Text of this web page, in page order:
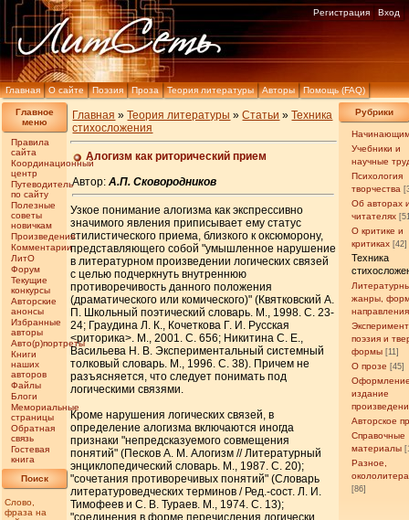
Главная О сайте Поэзия Проза Теория литературы Авторы Помощь (FAQ)
Регистрация Вход
Главное
меню
Правила
сайта
Координационный
центр
Путеводитель
по сайту
Полезные
советы
новичкам
Произведения
Комментарии
ЛитО
Форум
Текущие
конкурсы
Авторские
анонсы
Избранные
авторы
Авто(р)портреты
Книги
наших
авторов
Файлы
Блоги
Мемориальные
страницы
Обратная
связь
Гостевая
книга
Поиск
Слово,
фраза на
Рубрики
Учебники и
научные
Психология
творчества
Об авторах
читателях
О критике и
критиках [42]
Техника
жанры,
направления
поэзия и
формы [11]
О прозе [45]
издание
Авторское
Справочные
материалы
Разное,
[86]
Главная »Теория литературы »Статьи »Техника
стихосложения
Алогизм как риторический прием
Автор:А.П. Сковородников
Узкое понимание алогизма как экспрессивно
значимого явления приписывает ему статус
стилистического приема, близкого к оксюморону,
представляющего собой "умышленное нарушение
в литературном произведении логических связей
с целью подчеркнуть внутреннюю
противоречивость данного положения
(драматического или комического)" (Квятковский А.
П. Школьный поэтический словарь. М., 1998. С. 23-
24; Граудина Л. К., Кочеткова Г. И. Русская
<риторика>. М., 2001. С. 656; Никитина С. Е.,
Васильева Н. В. Экспериментальный системный
толковый словарь. М., 1996. С. 38). Причем не
разъясняется, что следует понимать под
логическими связями.
Кроме нарушения логических связей, в
определение алогизма включаются иногда
признаки "непредсказуемого совмещения
понятий" (Песков А. М. Алогизм // Литературный
энциклопедический словарь. М., 1987. С. 20);
"сочетания противоречивых понятий" (Словарь
литературоведческих терминов / Ред.-сост. Л. И.
Тимофеев и С. В. Тураев. М., 1974. С. 13);
"соединения в форме перечисления логически